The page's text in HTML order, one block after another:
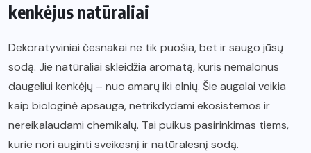
kenkėjus natūraliai
Dekoratyviniai česnakai ne tik puošia, bet ir saugo jūsų
sodą. Jie natūraliai skleidžia aromatą, kuris nemalonus
daugeliui kenkėjų – nuo amarų iki elnių. Šie augalai veikia
kaip biologinė apsauga, netrikdydami ekosistemos ir
nereikalaudami chemikalų. Tai puikus pasirinkimas tiems,
kurie nori auginti sveikesnį ir natūralesnį sodą.